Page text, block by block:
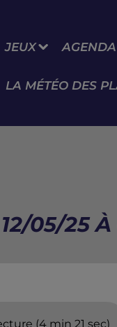
JEUX AGENDA
LA MÉTÉO DES
05/25
(4 min 21 sec)